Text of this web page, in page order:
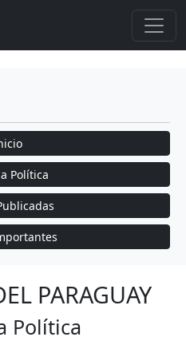
Política
PARAGUAY
Política